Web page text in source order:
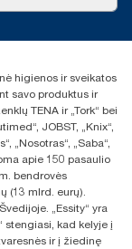
higienos ir sveikatos
savo produktus ir
TENA ir „Tork“ bei
JOBST, „Knix“,
„Nosotras“, „Saba“,
apie 150 pasaulio
bendrovės
(13 mlrd. eurų).
„Essity“ yra
stengiasi, kad kelyje į
ir į žiedinę